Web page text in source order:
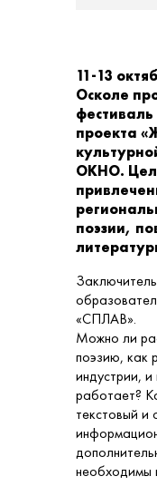
11-13
Осколе
проекта
ОКНО.
поэзии,
«СПЛАВ».
Можно ли
поэзию, как
индустрии,
работает?
текстовый и
необходимы